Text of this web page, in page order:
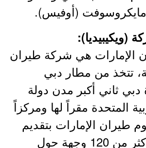
(أوفيس).
(ويكيبيديا):
الإمارات هي شركة طيران
تتخذ من مطار دبي
دبي ثاني أكبر مدن دولة
المتحدة مقراً لها ومركزاً
طيران الإمارات بتقديم
خدماتها إلى أكثر من 120 وجهة حول